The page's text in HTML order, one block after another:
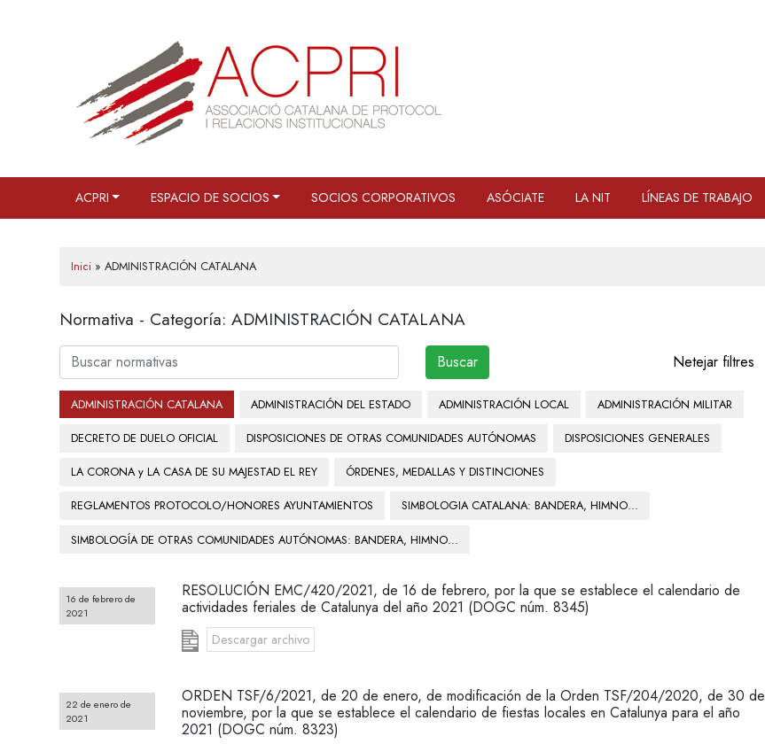
ACPRI ESPACIO DE SOCIOS SOCIOS CORPORATIVOS ASÓCIATE LA NIT LÍNEAS DE TRABAJO
Inici» ADMINISTRACIÓN CATALANA
Normativa - Categoría: ADMINISTRACIÓN CATALANA
Netejar filtres
ADMINISTRACIÓN CATALANA ADMINISTRACIÓN DEL ESTADO ADMINISTRACIÓN LOCAL ADMINISTRACIÓN MILITAR
DECRETO DE DUELO OFICIAL DISPOSICIONES DE OTRAS COMUNIDADES AUTÓNOMAS DISPOSICIONES GENERALES
LA CORONA y LA CASA DE SU MAJESTAD EL REY ÓRDENES, MEDALLAS Y DISTINCIONES
REGLAMENTOS PROTOCOLO/HONORES AYUNTAMIENTOS SIMBOLOGIA CATALANA: BANDERA, HIMNO...
SIMBOLOGÍA DE OTRAS COMUNIDADES AUTÓNOMAS: BANDERA, HIMNO...
16 de febrero de
2021
RESOLUCIÓN EMC/420/2021, de 16 de febrero, por la que se establece el calendario de
actividades feriales de Catalunya del año 2021 (DOGC núm. 8345)
Descargar archivo
22 de enero de
2021
ORDEN TSF/6/2021, de 20 de enero, de modificación de la Orden TSF/204/2020, de 30 de
noviembre, por la que se establece el calendario de fiestas locales en Catalunya para el año
2021 (DOGC núm. 8323)